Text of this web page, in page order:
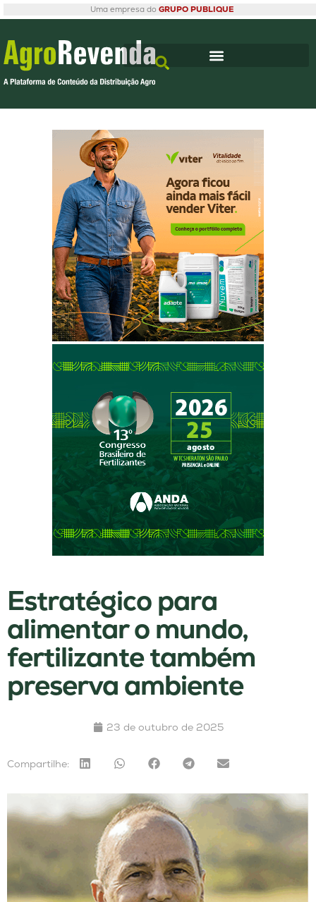
Uma empresa do GRUPO PUBLIQUE
Estratégico para
alimentar o mundo,
fertilizante também
preserva ambiente
23 de outubro de 2025
Compartilhe: